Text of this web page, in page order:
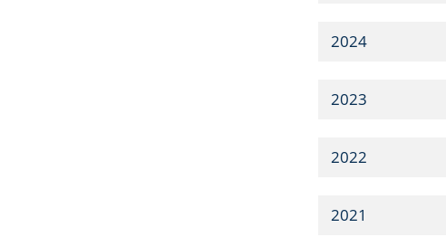
2024
2023
2022
2021